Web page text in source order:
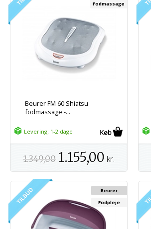
Beurer FM 60 Shiatsu
fodmassage -...
Fodmassage
Levering: 1-2 dage
1.349,00 1.155,00 kr.
Beurer
Fodpleje